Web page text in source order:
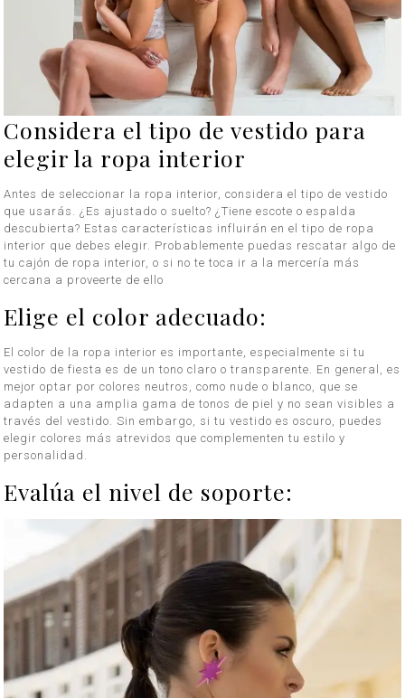
Considera el tipo de vestido para
elegir la ropa interior
Antes de seleccionar la ropa interior, considera el tipo de vestido
que usarás. ¿Es ajustado o suelto? ¿Tiene escote o espalda
descubierta? Estas características influirán en el tipo de ropa
interior que debes elegir. Probablemente puedas rescatar algo de
tu cajón de ropa interior, o si no te toca ir a la mercería más
cercana a proveerte de ello
Elige el color adecuado:
El color de la ropa interior es importante, especialmente si tu
vestido de fiesta es de un tono claro o transparente. En general, es
mejor optar por colores neutros, como nude o blanco, que se
adapten a una amplia gama de tonos de piel y no sean visibles a
través del vestido. Sin embargo, si tu vestido es oscuro, puedes
elegir colores más atrevidos que complementen tu estilo y
personalidad.
Evalúa el nivel de soporte: